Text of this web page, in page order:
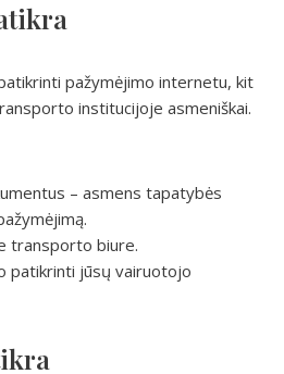
pažymėjimo internetu, kit
institucijoje asmeniškai.
– asmens tapatybės
transporto biure.
patikrinti jūsų vairuotojo